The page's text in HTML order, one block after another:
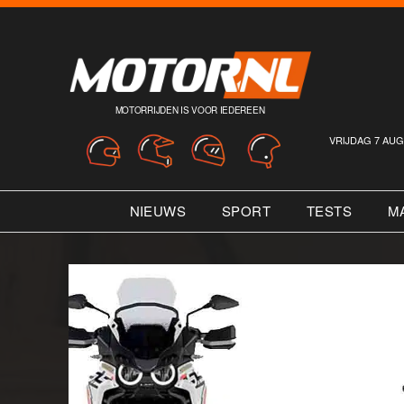
MOTORRIJDEN IS VOOR IEDEREEN
VRIJDAG 7
NIEUWS SPORT TESTS